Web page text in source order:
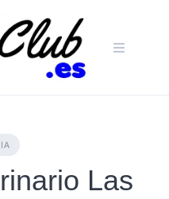
Las